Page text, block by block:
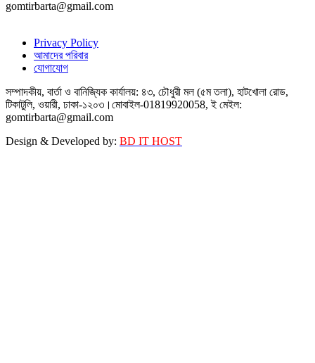
gomtirbarta@gmail.com
Privacy Policy
আমাদের পরিবার
যোগাযোগ
সম্পাদকীয়, বার্তা ও বানিজ্যিক কার্যালয়: ৪৩, চৌধুরী মল (৫ম তলা), হাটখোলা রোড,
টিকাটুলি, ওয়ারী, ঢাকা-১২০৩।মোবাইল-01819920058, ই মেইল:
gomtirbarta@gmail.com
Design & Developed by: BD IT HOST